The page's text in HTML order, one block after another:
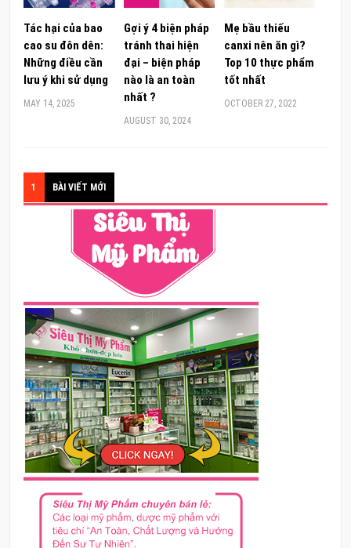
Tác hại của bao
cao su đôn dên:
Những điều cần
lưu ý khi sử dụng
MAY 14, 2025
Gợi ý 4 biện pháp
tránh thai hiện
đại – biện pháp
nào là an toàn
nhất ?
AUGUST 30, 2024
Mẹ bầu thiếu
canxi nên ăn gì?
Top 10 thực phẩm
tốt nhất
OCTOBER 27, 2022
1 BÀI VIẾT MỚI